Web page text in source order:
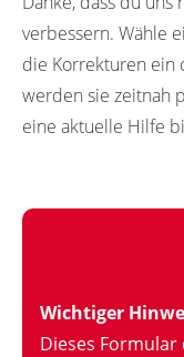
verbessern. Wähle
die Korrekturen ein
werden sie zeitnah
eine aktuelle Hilfe
Wichtiger
Dieses Formular